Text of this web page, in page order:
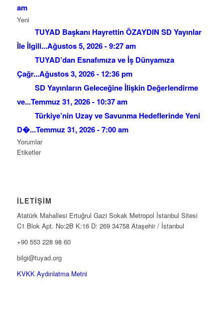
am
Yeni
TUYAD Başkanı Hayrettin ÖZAYDIN SD Yayınlar
İle İlgili...Ağustos 5, 2026 - 9:27 am
TUYAD’dan Esnafımıza ve İş Dünyamıza
Çağr...Ağustos 3, 2026 - 12:36 pm
SD Yayınların Geleceğine İlişkin Değerlendirme
ve...Temmuz 31, 2026 - 10:37 am
Türkiye’nin Uzay ve Savunma Hedeflerinde Yeni
D�...Temmuz 31, 2026 - 7:00 am
Yorumlar
Etiketler
İLETİŞİM
Atatürk Mahallesi Ertuğrul Gazi Sokak Metropol İstanbul Sitesi
C1 Blok Apt. No:2B K:16 D: 269 34758 Ataşehir / İstanbul
+90 553 228 98 60
bilgi@tuyad.org
KVKK Aydınlatma Metni